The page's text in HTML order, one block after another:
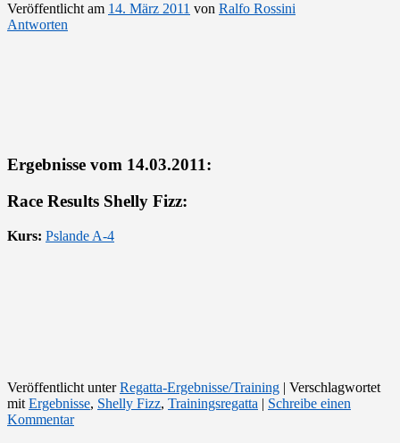
Veröffentlicht am 14. März 2011 von Ralfo Rossini
Antworten
Ergebnisse vom 14.03.2011:
Race Results Shelly Fizz:
Kurs: Pslande A-4
Veröffentlicht unter Regatta-Ergebnisse/Training | Verschlagwortet
mit Ergebnisse, Shelly Fizz, Trainingsregatta | Schreibe einen
Kommentar